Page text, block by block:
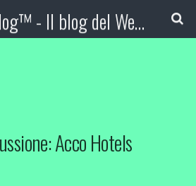
Booking Blog™ - Il blog del Web Marketing Turistico
Acco Hotels